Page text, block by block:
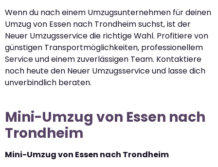
Wenn du nach einem Umzugsunternehmen für deinen
Umzug von Essen nach Trondheim suchst, ist der
Neuer Umzugsservice die richtige Wahl. Profitiere von
günstigen Transportmöglichkeiten, professionellem
Service und einem zuverlässigen Team. Kontaktiere
noch heute den Neuer Umzugsservice und lasse dich
unverbindlich beraten.
Mini-Umzug von Essen nach
Trondheim
Mini-Umzug von Essen nach Trondheim